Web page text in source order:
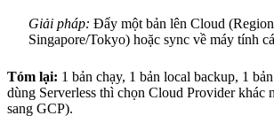
Giải pháp: Đẩy một bản lên Cloud
Singapore/Tokyo) hoặc sync về máy tính
Tóm lại: 1 bản chạy, 1 bản local backup, 1
dùng Serverless thì chọn Cloud Provider khác
sang GCP).